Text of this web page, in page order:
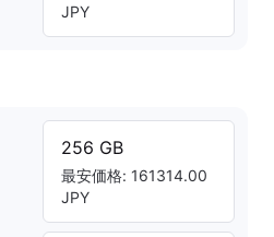
JPY
256 GB
最安価格: 161314.00
JPY